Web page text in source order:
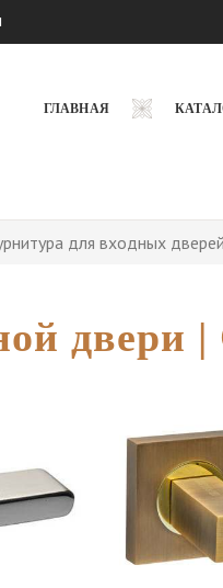
ГЛАВНАЯ
для входных дверей
двери